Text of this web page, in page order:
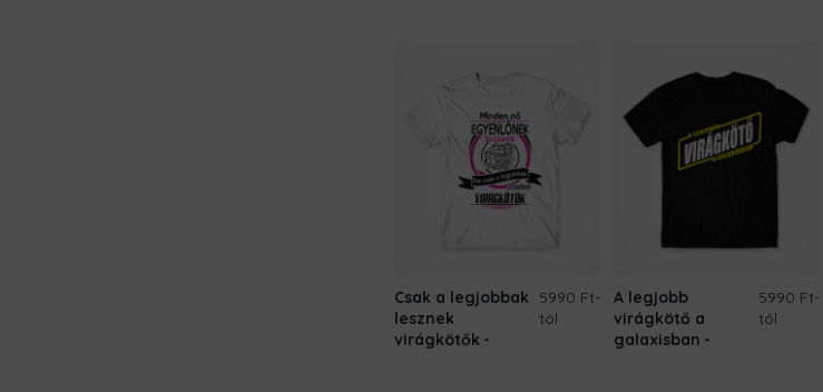
Csak a legjobbak
lesznek
virágkötők
5990 Ft-
tól
A legjobb
virágkötő a
galaxisban
5990 Ft-
tól